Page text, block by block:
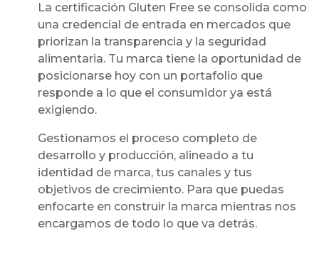
La certificación Gluten Free se consolida como
una credencial de entrada en mercados que
priorizan la transparencia y la seguridad
alimentaria. Tu marca tiene la oportunidad de
posicionarse hoy con un portafolio que
responde a lo que el consumidor ya est
exigiendo.
Gestionamos el proceso completo de
desarrollo y producción, alineado a tu
identidad de marca, tus canales y tus
objetivos de crecimiento. Para que puedas
enfocarte en construir la marca mientras nos
encargamos de todo lo que va detrás.